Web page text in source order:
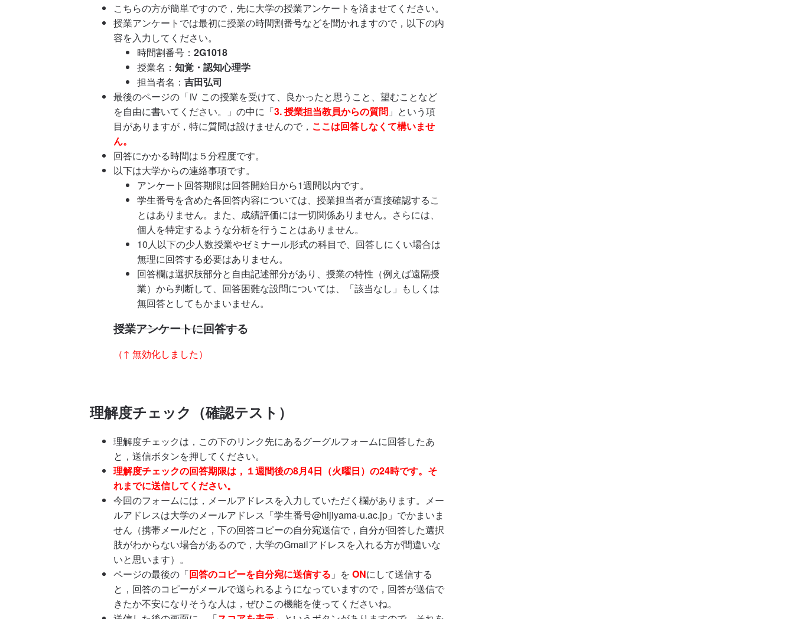
こちらの方が簡単ですので，先に大学の授業アンケートを済ませてください。
授業アンケートでは最初に授業の時間割番号などを聞かれますので，以下の内
容を入力してください。
時間割番号： 2G1018
授業名： 知覚・認知心理学
担当者名： 吉田弘司
最後のページの「Ⅳ この授業を受けて、良かったと思うこと、望むことなど
を自由に書いてください。」の中に「3. 授業担当教員からの質問 」という項
目がありますが，特に質問は設けませんので， ここは回答しなくて構いませ
ん。
回答にかかる時間は５分程度です。
以下は大学からの連絡事項です。
アンケート回答期限は回答開始日から1週間以内です。
学生番号を含めた各回答内容については、授業担当者が直接確認するこ
とはありません。また、成績評価には一切関係ありません。さらには、
個人を特定するような分析を行うことはありません。
10人以下の少人数授業やゼミナール形式の科目で、回答しにくい場合は
無理に回答する必要はありません。
回答欄は選択肢部分と自由記述部分があり、授業の特性（例えば遠隔授
業）から判断して、回答困難な設問については、「該当なし」もしくは
無回答としてもかまいません。
授業アンケートに回答する
（↑ 無効化しました）
理解度チェック（確認テスト）
理解度チェックは，この下のリンク先にあるグーグルフォームに回答したあ
と，送信ボタンを押してください。
理解度チェックの回答期限は，１週間後の8月4日（火曜日）の24時です。そ
れまでに送信してください。
今回のフォームには，メールアドレスを入力していただく欄があります。メー
ルアドレスは大学のメールアドレス「学生番号@hijiyama-u.ac.jp」でかまいま
せん（携帯メールだと，下の回答コピーの自分宛送信で，自分が回答した選択
肢がわからない場合があるので，大学のGmailアドレスを入れる方が間違いな
いと思います）。
ページの最後の「回答のコピーを自分宛に送信する 」を ONにして送信する
と，回答のコピーがメールで送られるようになっていますので，回答が送信で
きたか不安になりそうな人は，ぜひこの機能を使ってくださいね。